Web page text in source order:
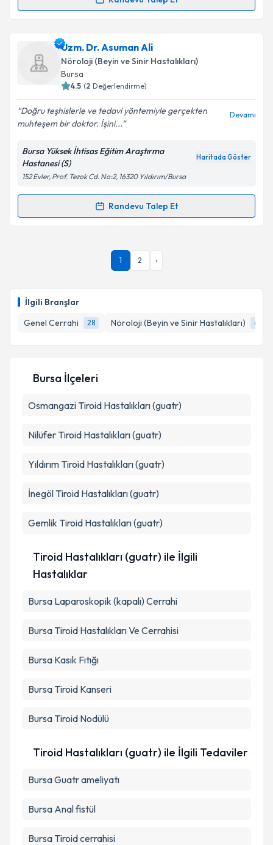
İlgili Branşlar
Genel Cerrahi
28 Nöroloji (Beyin ve Sinir Hastalıkları) 6
Randevu Takvimi Talebi
Dr. Mehmet Küçükkeçeiçin randevu takvimi talebi
oluşturun. Size bu uzmandan randevu almanız için bir
takvim hazırlandığında e-posta ile bilgilendireceğiz.
Kişisel verilerimin işlenmesine ilişkin
Aydınlatma
Metni
kapsamda işlenmesini kabul ediyorum.
Takvim Talebini Gönder
Uzm. Dr. Asuman Ali
Nöroloji (Beyin ve Sinir Hastalıkları)
Bursa
4.5 (2 Değerlendirme)
Doğru teşhislerle ve tedavi yöntemiyle gerçekten
muhteşem bir doktor. İşini...
Devamı
Bursa Yüksek İhtisas Eğitim Araştırma
Hastanesi (S)
Haritada Göster
152 Evler, Prof. Tezok Cd. No:2, 16320 Yıldırım/Bursa
Randevu Talep Et
Randevu Takvimi Talebi
Uzm. Dr. Asuman Aliiçin randevu takvimi talebi
oluşturun. Size bu uzmandan randevu almanız için bir
E-posta Adresiniz
Metni'ni okudum ve kişisel verilerimin belirtilen
kapsamda işlenmesini kabul ediyorum.
1 2 ›
Bursa İlçeleri
Osmangazi Tiroid Hastalıkları (guatr)
Nilüfer Tiroid Hastalıkları (guatr)
Yıldırım Tiroid Hastalıkları (guatr)
İnegöl Tiroid Hastalıkları (guatr)
Gemlik Tiroid Hastalıkları (guatr)
Tiroid Hastalıkları (guatr) ile İlgili
Hastalıklar
Bursa Laparoskopik (kapalı) Cerrahi
Bursa Tiroid Hastalıkları Ve Cerrahisi
Bursa Kasık Fıtığı
Bursa Tiroid Kanseri
Bursa Tiroid Nodülü
Tiroid Hastalıkları (guatr) ile İlgili Tedaviler
Bursa Guatr ameliyatı
Bursa Anal fistül
Bursa Tiroid cerrahisi